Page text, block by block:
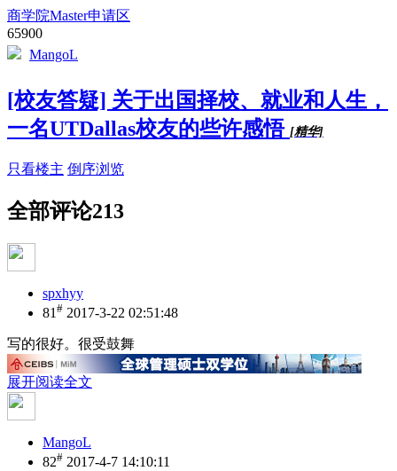
商学院Master申请区
65900
MangoL
[校友答疑] 关于出国择校、就业和人生，
一名UTDallas校友的些许感悟 [精华]
只看楼主 倒序浏览
全部评论213
spxhyy
81 # 2017-3-22 02:51:48
写的很好。很受鼓舞
展开阅读全文
MangoL
82# 2017-4-7 14:10:11